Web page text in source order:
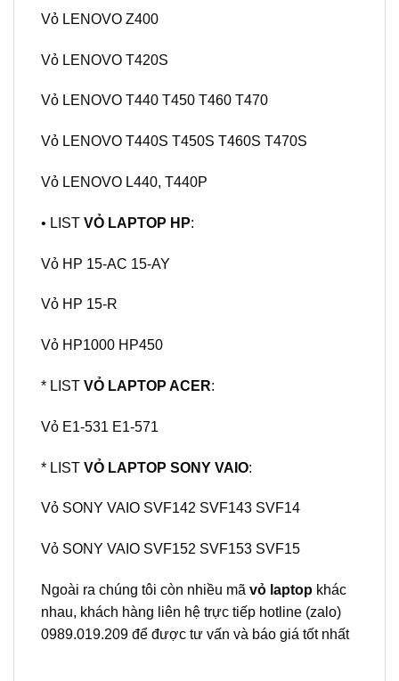
Vỏ LENOVO Z400
Vỏ LENOVO T420S
Vỏ LENOVO T440 T450 T460 T470
Vỏ LENOVO T440S T450S T460S T470S
Vỏ LENOVO L440, T440P
• LIST VỎ LAPTOP HP:
Vỏ HP 15-AC 15-AY
Vỏ HP 15-R
Vỏ HP1000 HP450
* LIST VỎ LAPTOP ACER:
Vỏ E1-531 E1-571
* LIST VỎ LAPTOP SONY VAIO:
Vỏ SONY VAIO SVF142 SVF143 SVF14
Vỏ SONY VAIO SVF152 SVF153 SVF15
Ngoài ra chúng tôi còn nhiều mã vỏ laptop khác
nhau, khách hàng liên hệ trực tiếp hotline (zalo)
0989.019.209 để được tư vấn và báo giá tốt nhất